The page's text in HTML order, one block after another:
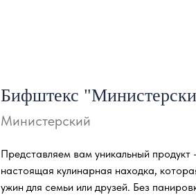
Бифштекс
Министерский
Представляем вам уникальный
настоящая кулинарная находка,
ужин для семьи или друзей. Без